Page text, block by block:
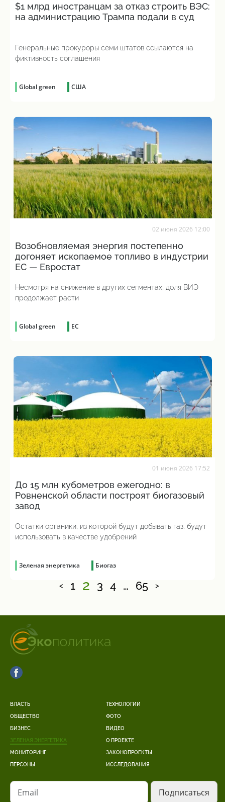
$1 млрд иностранцам за отказ строить ВЭС:
на администрацию Трампа подали в суд
Генеральные прокуроры семи штатов ссылаются на
фиктивность соглашения
Global green США
02 июня 2026 12:00
Возобновляемая энергия постепенно
догоняет ископаемое топливо в индустрии
ЕС — Евростат
Несмотря на снижение в других сегментах, доля ВИЭ
продолжает расти
Global green ЕС
01 июня 2026 17:52
До 15 млн кубометров ежегодно: в
Ровненской области построят биогазовый
завод
Остатки органики, из которой будут добывать газ, будут
использовать в качестве удобрений
Зеленая энергетика Биогаз
< 1 2 3 4 … 65 >
ВЛАСТЬ
ОБЩЕСТВО
БИЗНЕС
ЗЕЛЕНАЯ ЭНЕРГЕТИКА
МОНИТОРИНГ
ПЕРСОНЫ
ТЕХНОЛОГИИ
ФОТО
ВИДЕО
О ПРОЕКТЕ
ЗАКОНОПРОЕКТЫ
ИССЛЕДОВАНИЯ
Email